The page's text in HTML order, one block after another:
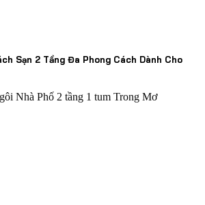
Sạn 2 Tầng Đa Phong Cách Dành Cho